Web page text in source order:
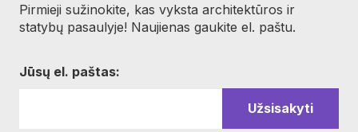
Pirmieji sužinokite, kas vyksta architektūros ir
statybų pasaulyje! Naujienas gaukite el. paštu.
Jūsų el. paštas: